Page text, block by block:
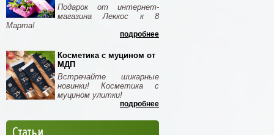
Подарок от интернет-
магазина Леккос к 8
Марта!
подробнее
Косметика с муцином от
МДП
Встречайте шикарные
новинки! Косметика с
муцином улитки!
подробнее